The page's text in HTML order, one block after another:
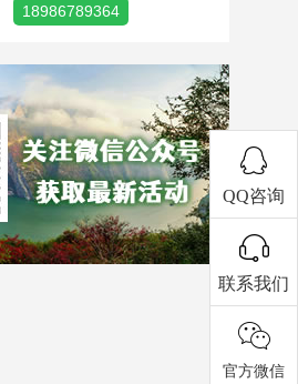
18986789364
QQ咨询
联系我们
官方微信